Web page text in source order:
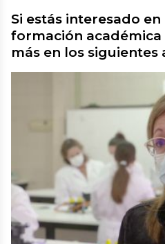
Si estás interesado
formación
más en los siguientes